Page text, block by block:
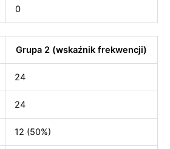
0
Grupa 2 (wskaźnik frekwencji)
24
24
12 (50%)